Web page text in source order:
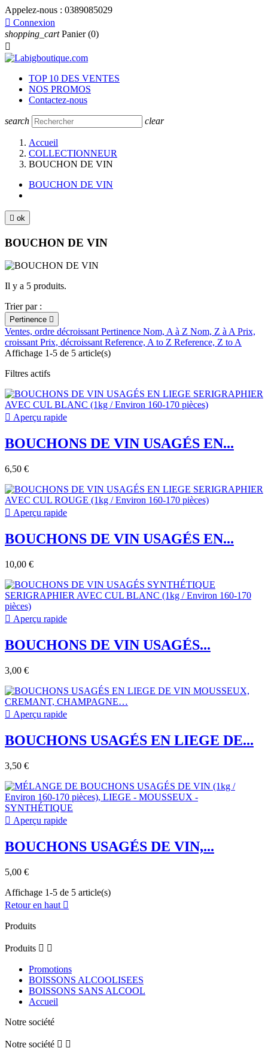
Appelez-nous : 0389085029
 Connexion
shopping_cart Panier (0)

TOP 10 DES VENTES
NOS PROMOS
Contactez-nous
search clear
Accueil
COLLECTIONNEUR
BOUCHON DE VIN
BOUCHON DE VIN
 ok
BOUCHON DE VIN
Il y a 5 produits.
Trier par :
Pertinence 
Ventes, ordre décroissantPertinence Nom, A à Z Nom, Z à APrix,
croissantPrix, décroissantReference, A to Z Reference, Z to A
Affichage 1-5 de 5 article(s)
Filtres actifs
 Aperçu rapide
BOUCHONS DE VIN USAGÉS EN...
6,50 €
 Aperçu rapide
BOUCHONS DE VIN USAGÉS EN...
10,00 €
 Aperçu rapide
BOUCHONS DE VIN USAGÉS...
3,00 €
 Aperçu rapide
BOUCHONS USAGÉS EN LIEGE DE...
3,50 €
 Aperçu rapide
BOUCHONS USAGÉS DE VIN,...
5,00 €
Affichage 1-5 de 5 article(s)
Retour en haut 
Produits
Produits  
Promotions
BOISSONS ALCOOLISEES
BOISSONS SANS ALCOOL
Accueil
Notre société
Notre société  